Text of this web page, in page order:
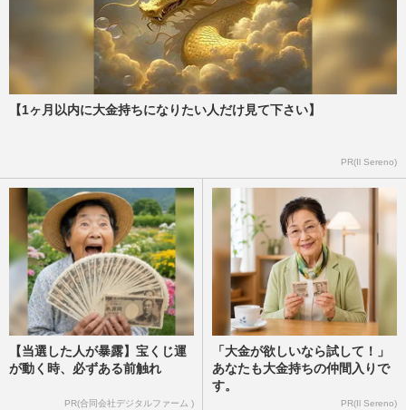
山尾志桜里氏が無所属出馬を表明、再び
の“ダンマリ会見”に「全く客観視できてな
い」国民の不信感爆発
週刊女性PRIME 2025/7/3
国民民主党の玉木雄一郎代表、山尾志桜里
【1ヶ月以内に大金持ちになりたい人だけ見て下さい】
PR(Il Sereno)
【当選した人が暴露】宝くじ運
が動く時、必ずある前触れ
PR(合同会社デジタルファーム )
「大金が欲しいなら試して！」
あなたも大金持ちの仲間入りで
す。
PR(Il Sereno)